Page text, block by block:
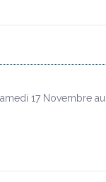
17 Novembre au